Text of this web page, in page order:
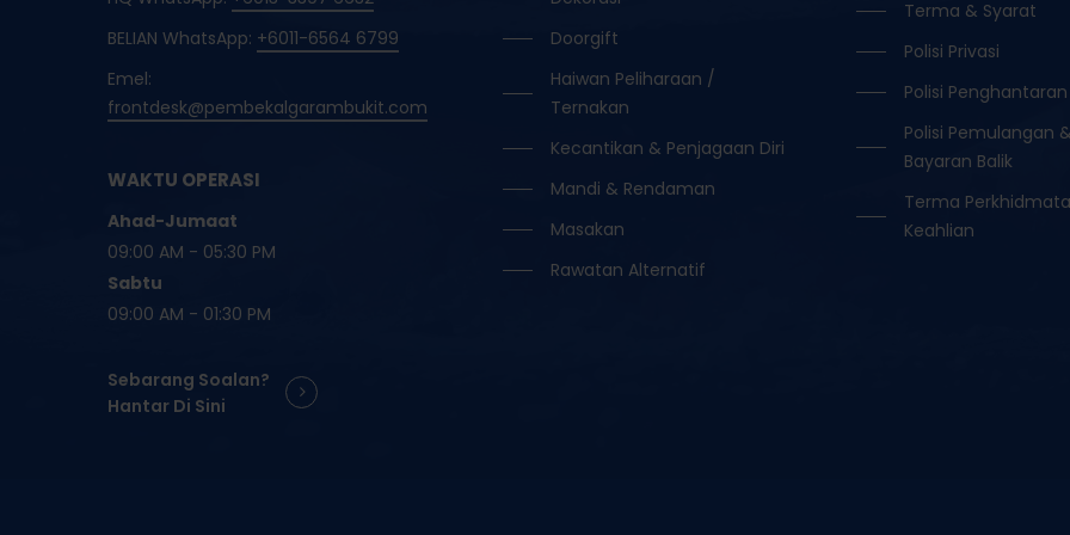
BELIAN WhatsApp: +6011-6564 6799
Emel:
frontdesk@pembekalgarambukit.com
WAKTU OPERASI
Ahad-Jumaat
09:00 AM - 05:30 PM
Sabtu
09:00 AM - 01:30 PM
Sebarang Soalan?
Hantar Di Sini
Doorgift
Haiwan Peliharaan /
Ternakan
Kecantikan & Penjagaan Diri
Mandi & Rendaman
Masakan
Rawatan Alternatif
Terma & Syarat
Polisi Privasi
Polisi Penghantaran
Polisi Pemulangan
Bayaran Balik
Terma
Keahlian